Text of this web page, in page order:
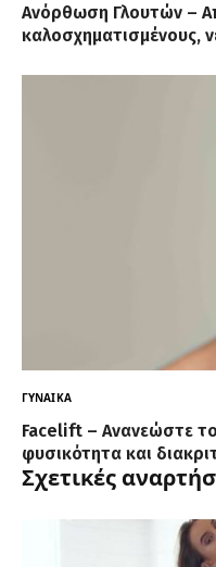
Ανόρθωση Γλουτών –
καλοσχηματισμένους,
ΓΥΝΑΊΚΑ
Facelift – Ανανεώστε
φυσικότητα και
Σχετικές